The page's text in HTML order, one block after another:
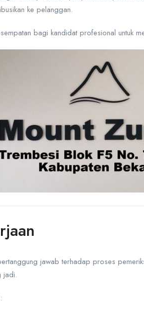
ke pelanggan.
bagi kandidat profesional untuk
jawab terhadap proses
jadi.